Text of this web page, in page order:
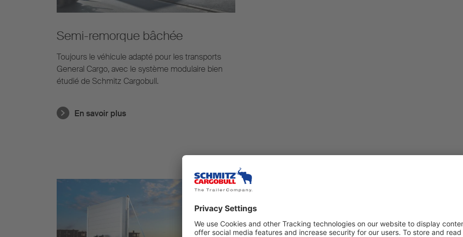
Semi-remorque bâchée
Toujours le véhicule adapté pour les transports
General Cargo, avec le système modulaire bien
étudié de Schmitz Cargobull.
En savoir plus